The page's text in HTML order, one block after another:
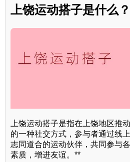
上饶运动搭子是什么
上饶运动搭子是指在上饶地区推
的一种社交方式，参与者通过线
志同道合的运动伙伴，共同参与
素质，增进友谊。**